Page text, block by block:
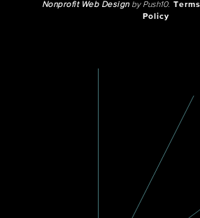
Nonprofit Web Designby Push10.
Policy